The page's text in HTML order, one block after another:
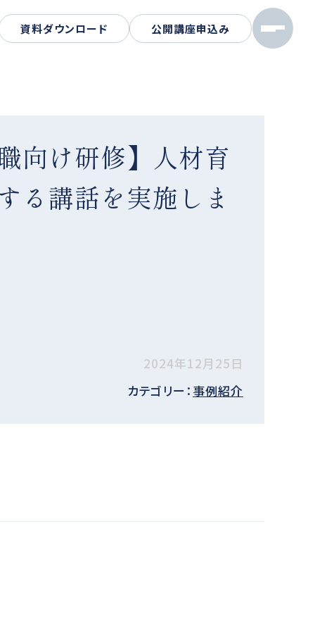
資料ダウンロード 公開講座申込み
向け研修】人材育
る講話を実施しま
2024年12月25日
カテゴリー： 事例紹介